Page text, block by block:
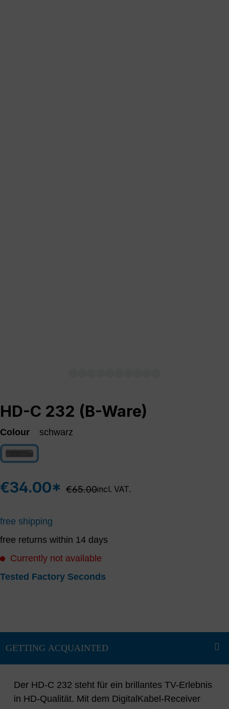
HD-C 232 (B-Ware)
Colour schwarz
schwarz
(This option is currently unavailable.)
€34.00* Regular price:
€65.00incl. VAT.
free shipping
free returns within 14 days
Currently not available
Tested Factory Seconds
Der HD-C 232 steht für ein brillantes TV-Erlebnis
in HD-Qualität. Mit dem DigitalKabel-Receiver